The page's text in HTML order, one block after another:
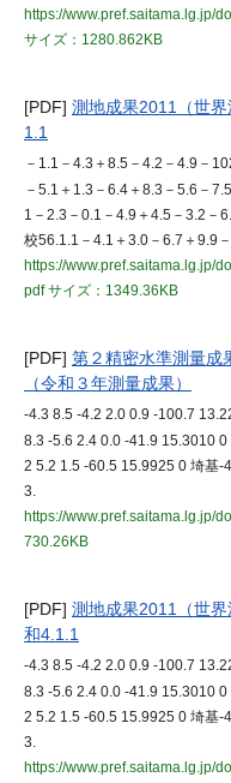
https://www.pref.saitama.lg.jp/
サイズ：1280.862KB
[PDF] 測地成果2011（世
1.1
－1.1－4.3＋8.5－4.2－4.9－
－5.1＋1.3－6.4＋8.3－5.6－
1－2.3－0.1－4.9＋4.5－3.2－
校56.1.1－4.1＋3.0－6.7＋9.9
https://www.pref.saitama.lg.jp/
pdfサイズ：1349.36KB
[PDF] 第２精密水準測量成
（令和３年測量成果）
-4.3 8.5 -4.2 2.0 0.9 -100.7
8.3 -5.6 2.4 0.0 -41.9 15.3010 0
2 5.2 1.5 -60.5 15.9925 0 埼基-
3.
https://www.pref.saitama.lg.jp/
730.26KB
[PDF] 測地成果2011（世
和4.1.1
-4.3 8.5 -4.2 2.0 0.9 -100.7
8.3 -5.6 2.4 0.0 -41.9 15.3010 0
2 5.2 1.5 -60.5 15.9925 0 埼基-
3.
https://www.pref.saitama.lg.jp/